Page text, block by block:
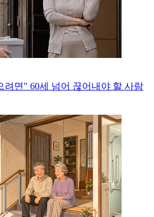
려면" 60세 넘어 끊어내야 할 사람